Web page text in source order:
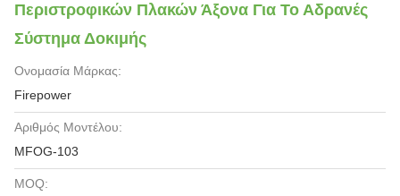
Περιστροφικών Πλακών Άξονα Για Το Αδρανές
Σύστημα Δοκιμής
Ονομασία Μάρκας:
Firepower
Αριθμός Μοντέλου:
MFOG-103
MOQ: